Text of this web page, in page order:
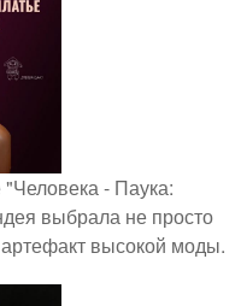
- Паука:
выбрала не просто
высокой моды.